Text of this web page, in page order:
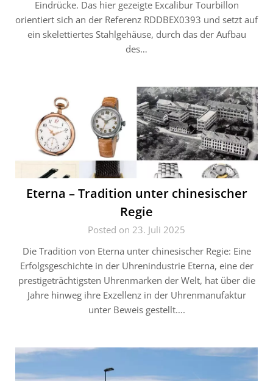
Eindrücke. Das hier gezeigte Excalibur Tourbillon
orientiert sich an der Referenz RDDBEX0393 und setzt auf
ein skelettiertes Stahlgehäuse, durch das der Aufbau
des…
Eterna – Tradition unter chinesischer
Regie
Posted on 23. Juli 2025
Die Tradition von Eterna unter chinesischer Regie: Eine
Erfolgsgeschichte in der Uhrenindustrie Eterna, eine der
prestigeträchtigsten Uhrenmarken der Welt, hat über die
Jahre hinweg ihre Exzellenz in der Uhrenmanufaktur
unter Beweis gestellt….